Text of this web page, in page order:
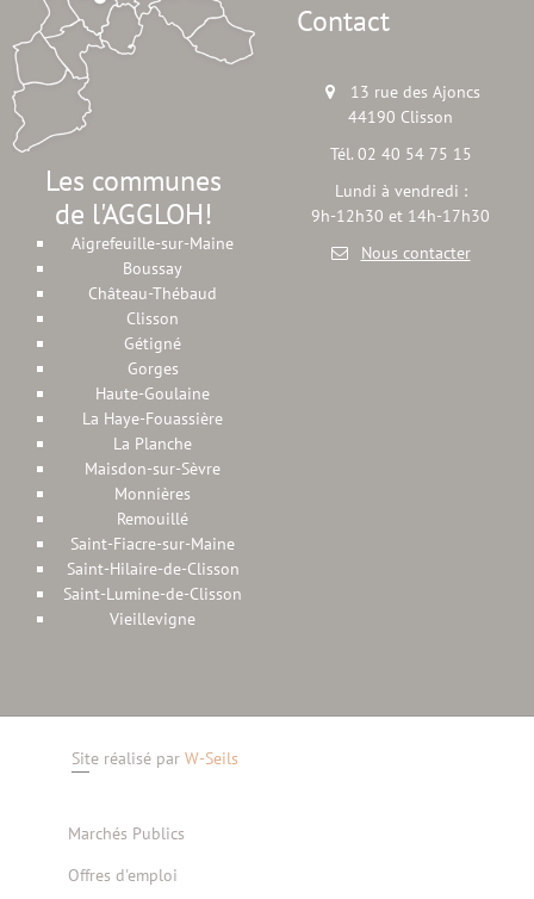
Les communes
de l'AGGLOH!
Aigrefeuille-sur-Maine
Boussay
Château-Thébaud
Clisson
Gétigné
Gorges
Haute-Goulaine
La Haye-Fouassière
La Planche
Maisdon-sur-Sèvre
Monnières
Remouillé
Saint-Fiacre-sur-Maine
Saint-Hilaire-de-Clisson
Saint-Lumine-de-Clisson
Vieillevigne
Contact
13 rue des Ajoncs
44190 Clisson
Tél. 02 40 54 75 15
Lundi à vendredi :
9h-12h30 et 14h-17h30
Nous contacter
Site réalisé par W-Seils
Marchés Publics
Offres d'emploi